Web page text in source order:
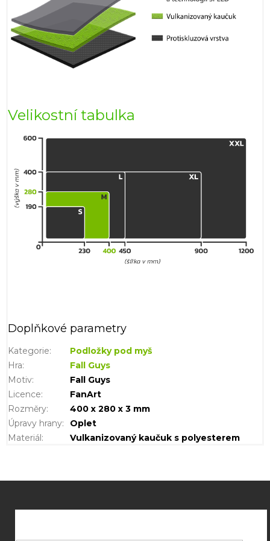
Velikostní tabulka
Doplňkové parametry
Kategorie:
Podložky pod myš
Hra:
Fall Guys
Motiv:
Fall Guys
Licence:
FanArt
Rozměry:
400 x 280 x 3 mm
Úpravy hrany:
Oplet
Materiál: Vulkanizovaný kaučuk s polyesterem